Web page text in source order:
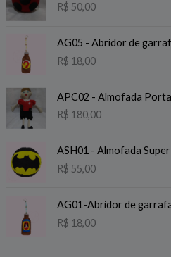
R$ 50,00
AG05 - Abridor de
R$ 18,00
APC02 - Almofada
R$ 180,00
ASH01 - Almofada
R$ 55,00
AG01-Abridor de
R$ 18,00